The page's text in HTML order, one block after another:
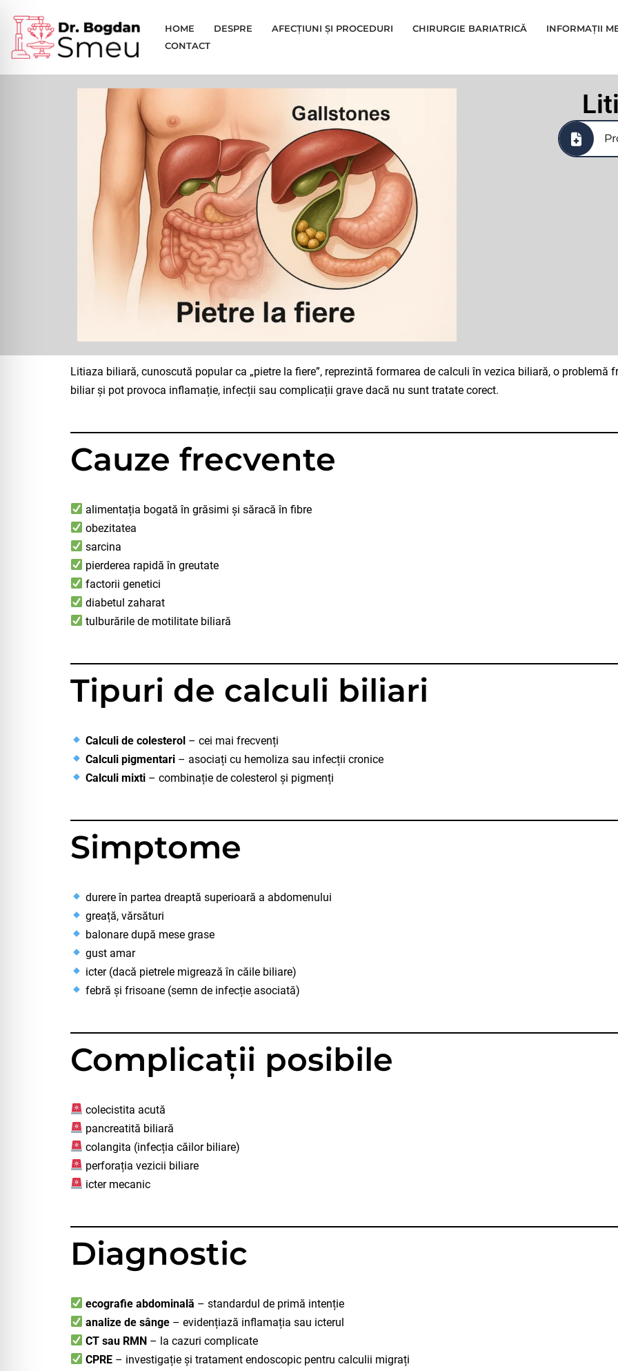
Sari
la
conținut
HOME DESPRE AFECȚIUNI ȘI PROCEDURI CHIRURGIE BARIATRICĂ INFORMAȚII
CONTACT
Litiaza biliară, cunoscută popular ca „pietre la fiere”, reprezintă formarea de calculi în vezica biliară, o
biliar și pot provoca inflamație, infecții sau complicații grave dacă nu sunt tratate corect.
Cauze frecvente
alimentația bogată în grăsimi și săracă în fibre
obezitatea
sarcina
pierderea rapidă în greutate
factorii genetici
diabetul zaharat
tulburările de motilitate biliară
Tipuri de calculi biliari
Calculi de colesterol – cei mai frecvenți
Calculi pigmentari – asociați cu hemoliza sau infecții cronice
Calculi mixti – combinație de colesterol și pigmenți
Simptome
durere în partea dreaptă superioară a abdomenului
greață, vărsături
balonare după mese grase
gust amar
icter (dacă pietrele migrează în căile biliare)
febră și frisoane (semn de infecție asociată)
Complicații posibile
colecistita acută
pancreatită biliară
colangita (infecția căilor biliare)
perforația vezicii biliare
icter mecanic
Diagnostic
ecografie abdominală – standardul de primă intenție
analize de sânge – evidențiază inflamația sau icterul
CT sau RMN – la cazuri complicate
CPRE – investigație și tratament endoscopic pentru calculii migrați